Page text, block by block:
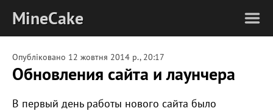
MineCake
Опубліковано 12 жовтня 2014 р., 20:17
Обновления сайта и лаунчера
В первый день работы нового сайта было